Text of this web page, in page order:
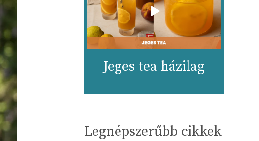
Jeges tea házilag
Legnépszerűbb cikkek